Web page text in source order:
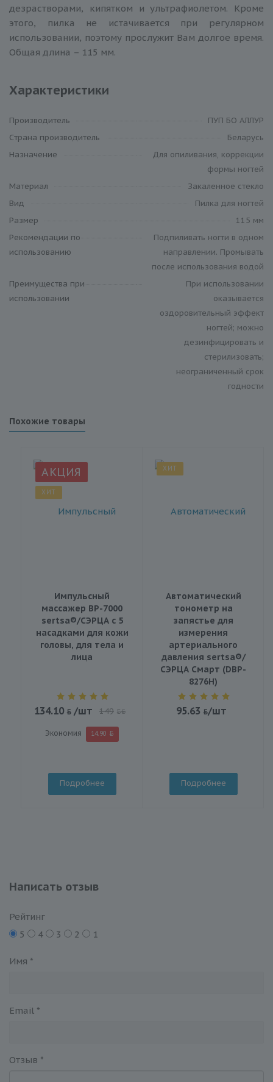
дезрастворами, кипятком и ультрафиолетом. Кроме
этого, пилка не истачивается при регулярном
использовании, поэтому прослужит Вам долгое время.
Общая длина – 115 мм.
Характеристики
Производитель
ПУП БО АЛЛУР
Cтрана производитель
Беларусь
Назначение
Для опиливания, коррекции
формы ногтей
Материал
Закаленное стекло
Вид
Пилка для ногтей
Размер
115 мм
Рекомендации по
использованию
Подпиливать ногти в одном
направлении. Промывать
после использования водой
Преимущества при
использовании
При использовании
оказывается
оздоровительный эффект
ногтей; можно
дезинфицировать и
стерилизовать;
неограниченный срок
годности
Похожие товары
АКЦИЯ
ХИТ
Импульсный
массажер BP-7000
sertsa®/СЭРЦА с 5
насадками для кожи
головы, для тела и
лица
134.10 /шт 149 BYN
Экономия 14.90
Подробнее
ХИТ
Автоматический
тонометр на
запястье для
измерения
артериального
давления sertsa®/
СЭРЦА Смарт (DBP-
8276H)
95.63 /шт
Подробнее
Написать отзыв
Рейтинг
5
4 3 2 1
Имя *
Email *
Отзыв *